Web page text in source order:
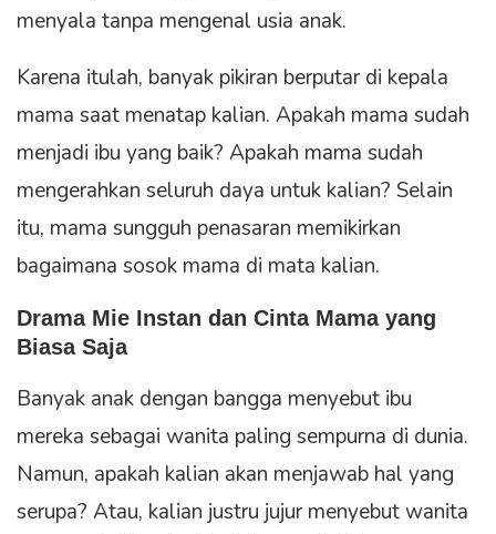
menyala tanpa mengenal usia anak.
Karena itulah, banyak pikiran berputar di kepala
mama saat menatap kalian. Apakah mama sudah
menjadi ibu yang baik? Apakah mama sudah
mengerahkan seluruh daya untuk kalian? Selain
itu, mama sungguh penasaran memikirkan
bagaimana sosok mama di mata kalian.
Drama Mie Instan dan Cinta Mama yang
Biasa Saja
Banyak anak dengan bangga menyebut ibu
mereka sebagai wanita paling sempurna di dunia.
Namun, apakah kalian akan menjawab hal yang
serupa? Atau, kalian justru jujur menyebut wanita